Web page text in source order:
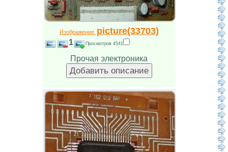
Изображениеpicture(33703)
1 Просмотров 4541
Прочая электроника